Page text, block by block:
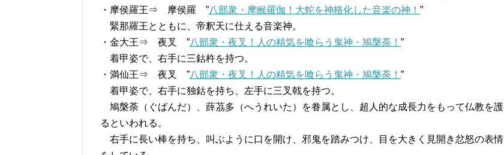
・摩侯羅王⇒ 摩侯羅 ”八部衆・摩睺羅伽！大蛇を神格化した音楽の神！ ”
緊那羅王とともに、帝釈天に仕える音楽神。
・金大王⇒ 夜叉 ”八部衆・夜叉！人の精気を喰らう鬼神・鳩槃荼！ ”
着甲姿で、右手に三鈷杵を持つ。
・満仙王⇒ 夜叉 ”八部衆・夜叉！人の精気を喰らう鬼神・鳩槃荼！ ”
着甲姿で、右手に独鈷を持ち、左手に三叉戟を持つ。
鳩槃荼（ぐばんだ）、薛茘多（へうれいた）を眷属とし、超人的な成長力をもって仏教を護
るといわれる。
右手に長い棒を持ち、叫ぶように口を開け、邪鬼を踏みつけ、目を大きく見開き忿怒の表情